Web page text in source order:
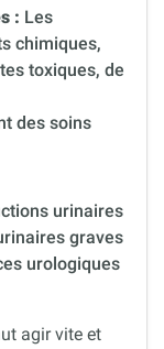
: Les
chimiques,
toxiques, de
des soins
urinaires
graves
urologiques
agir vite et